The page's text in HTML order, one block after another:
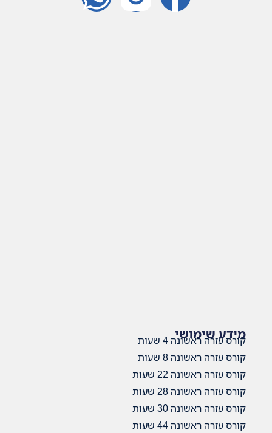
מידע שימושי
קורס עזרה ראשונה 4 שעות
קורס עזרה ראשונה 8 שעות
קורס עזרה ראשונה 22 שעות
קורס עזרה ראשונה 28 שעות
קורס עזרה ראשונה 30 שעות
קורס עזרה ראשונה 44 שעות